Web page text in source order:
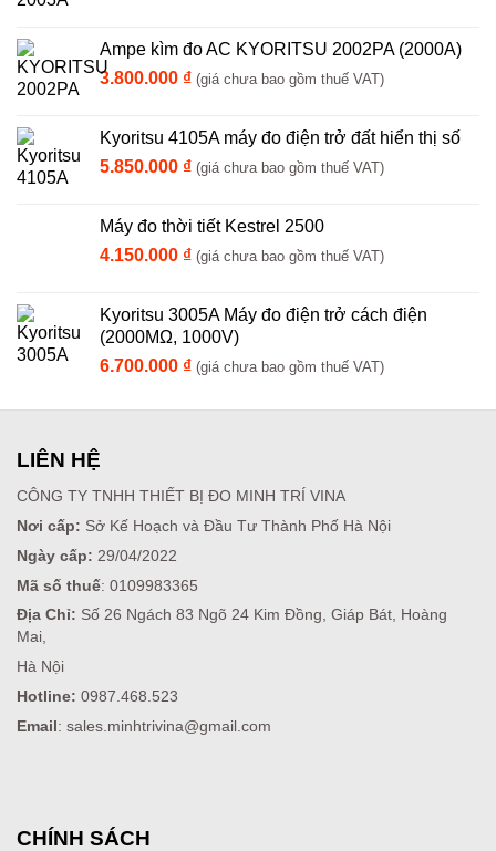
Ampe kìm đo AC KYORITSU 2002PA (2000A)
3.800.000 ₫ (giá chưa bao gồm thuế VAT)
Kyoritsu 4105A máy đo điện trở đất hiển thị số
5.850.000 ₫ (giá chưa bao gồm thuế VAT)
Máy đo thời tiết Kestrel 2500
4.150.000 ₫ (giá chưa bao gồm thuế VAT)
Kyoritsu 3005A Máy đo điện trở cách điện
(2000MΩ, 1000V)
6.700.000 ₫ (giá chưa bao gồm thuế VAT)
LIÊN HỆ
CÔNG TY TNHH THIẾT BỊ ĐO MINH TRÍ VINA
Nơi cấp: Sở Kế Hoạch và Đầu Tư Thành Phố Hà Nội
Ngày cấp: 29/04/2022
Mã số thuế: 0109983365
Địa Chỉ: Số 26 Ngách 83 Ngõ 24 Kim Đồng, Giáp Bát, Hoàng
Mai,
Hà Nội
Hotline: 0987.468.523
Email: sales.minhtrivina@gmail.com
CHÍNH SÁCH